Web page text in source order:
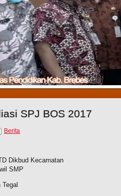
SPJ BOS 2017
Berita
Dikbud Kecamatan
SMP